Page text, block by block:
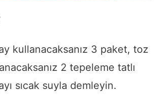
kullanacaksanız 3 paket, toz
2 tepeleme tatlı
sıcak suyla demleyin.